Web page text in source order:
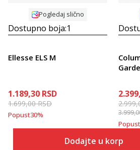
Pogledaj slično
Dostupno boja:1
Ellesse ELS M
1.189,30 RSD
1.699,00RSD
Popust30%
Dodajte u korpu
Popust